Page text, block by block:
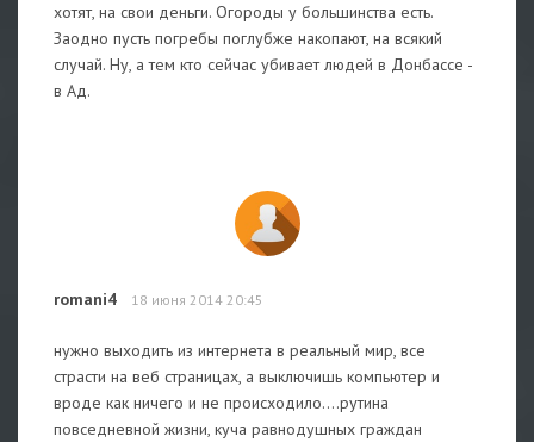
хотят, на свои деньги. Огороды у большинства есть.
Заодно пусть погребы поглубже накопают, на всякий
случай. Ну, а тем кто сейчас убивает людей в Донбассе -
в Ад.
romani4 18 июня 2014 20:45
нужно выходить из интернета в реальный мир, все
страсти на веб страницах, а выключишь компьютер и
вроде как ничего и не происходило....рутина
повседневной жизни, куча равнодушных граждан